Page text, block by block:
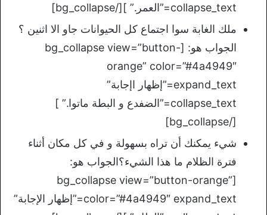
collapse_text=”العمر.” ][/bg_collapse]
ملك الغابة سوا اجتماع كل الحيوانات جاو الا اثنين ؟
الجواب هو: [bg_collapse view=”button-
orange” color=”#4a4949″
expand_text=”إظهار اإجابة”
collapse_text=”الضفدع و البطة ماتوا.” ]
[/bg_collapse]
شيء يمكنك أن تراه بسهولة و في كل مكان أثناء
فترة الظلام ما هذا الشيء؟الجواب هو:
[bg_collapse view=”button-orange”
color=”#4a4949″ expand_text=”إظهار الإجابة”